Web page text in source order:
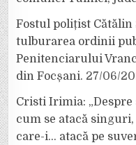
Fostul polițist Cătălin
tulburarea ordinii
Penitenciarului
din Focșani. 27/06/
Cristi Irimia:
cum se atacă singuri,
care-i… atacă pe